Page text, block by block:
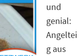
und
genial:
Angeltei
g aus